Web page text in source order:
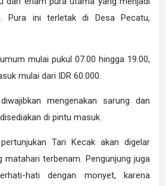
Pura ini terletak di Desa Pecatu,
mulai pukul 07.00 hingga 19.00,
mulai dari IDR 60.000.
mengenakan sarung dan
di pintu masuk.
Tari Kecak akan digelar
matahari terbenam. Pengunjung juga
hati dengan monyet, karena